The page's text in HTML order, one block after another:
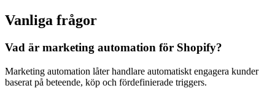
Vanliga frågor
Vad är marketing automation för Shopify?
Marketing automation låter handlare automatiskt engagera kunder
baserat på beteende, köp och fördefinierade triggers.